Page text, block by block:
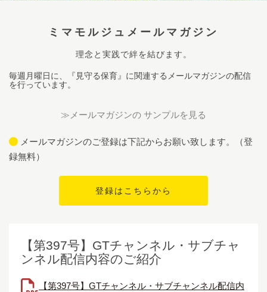
ミマモルジュメールマガジン
理念と実践で絆を結びます。
毎週月曜日に、『見守る保育』に関連するメールマガジンの配信
を行っています。
≫メールマガジンの サンプルを見る
メールマガジンのご登録は下記からお願い致します。（登
録無料）
【第397号】GTチャンネル・サブチャ
ンネル配信内容のご紹介
【第397号】GTチャンネル・サブチャンネル配信内